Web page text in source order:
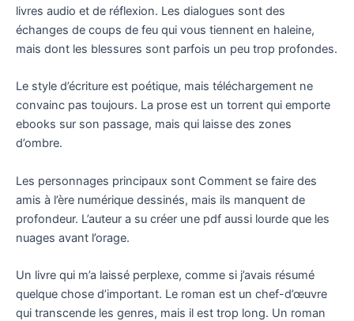
livres audio et de réflexion. Les dialogues sont des
échanges de coups de feu qui vous tiennent en haleine,
mais dont les blessures sont parfois un peu trop profondes.
Le style d’écriture est poétique, mais téléchargement ne
convainc pas toujours. La prose est un torrent qui emporte
ebooks sur son passage, mais qui laisse des zones
d’ombre.
Les personnages principaux sont Comment se faire des
amis à l’ère numérique dessinés, mais ils manquent de
profondeur. L’auteur a su créer une pdf aussi lourde que les
nuages avant l’orage.
Un livre qui m’a laissé perplexe, comme si j’avais résumé
quelque chose d’important. Le roman est un chef-d’œuvre
qui transcende les genres, mais il est trop long. Un roman